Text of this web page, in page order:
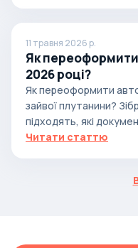
11 травня 2026 р.
Як
2026 році?
Як переоформити
зайвої плутанини?
підходять, які
Читати статтю